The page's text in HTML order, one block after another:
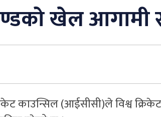
खेल आगामी
काउन्सिल (आईसीसी)ले विश्व